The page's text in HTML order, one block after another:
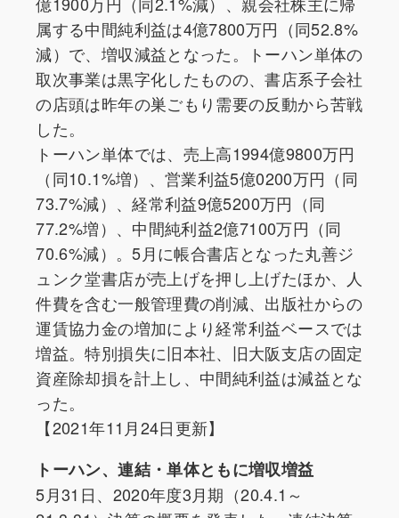
属する中間純利益は4億7800万円（同52.8%
減）で、増収減益となった。トーハン単体の
取次事業は黒字化したものの、書店系子会社
の店頭は昨年の巣ごもり需要の反動から苦戦
した。
トーハン単体では、売上高1994億9800万円
（同10.1%増）、営業利益5億0200万円（同
73.7%減）、経常利益9億5200万円（同
77.2%増）、中間純利益2億7100万円（同
70.6%減）。5月に帳合書店となった丸善ジ
ュンク堂書店が売上げを押し上げたほか、人
件費を含む一般管理費の削減、出版社からの
運賃協力金の増加により経常利益ベースでは
増益。特別損失に旧本社、旧大阪支店の固定
資産除却損を計上し、中間純利益は減益とな
った。
【2021年11月24日更新】
トーハン、連結・単体ともに増収増益
5月31日、2020年度3月期（20.4.1～